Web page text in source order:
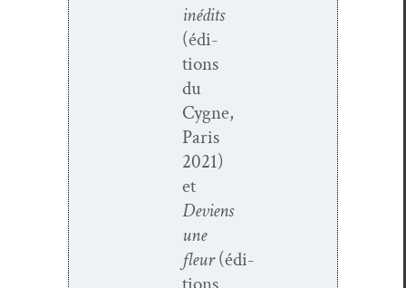
inédits
(édi­
tions
du
Cygne,
Paris
2021)
et
Deviens
une
fleur(édi­